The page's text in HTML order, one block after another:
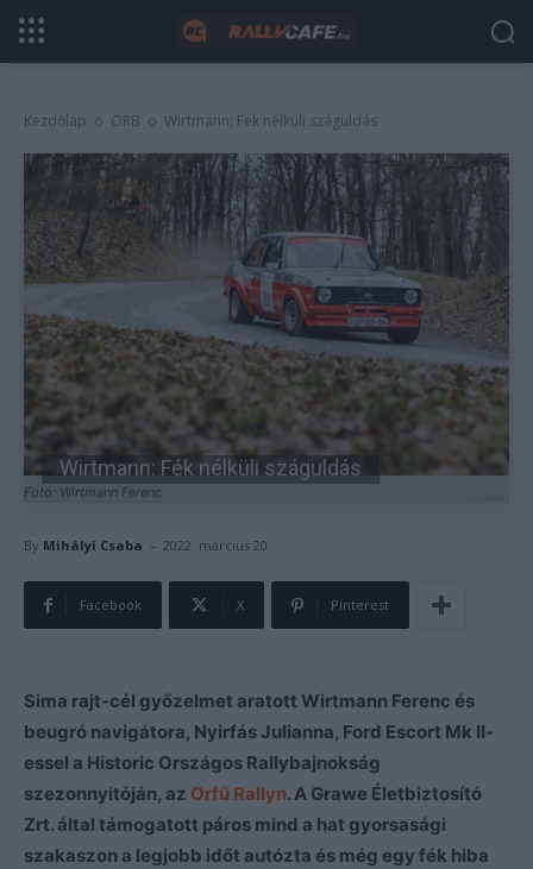
Kezdőlap ORB Wirtmann: Fék nélküli száguldás
Fotó: Wirtmann Ferenc
Wirtmann: Fék nélküli száguldás
By Mihályi Csaba - 2022. március 20.
Facebook X Pinterest
Sima rajt-cél győzelmet aratott Wirtmann Ferenc és
beugró navigátora, Nyirfás Julianna, Ford Escort Mk II-
essel a Historic Országos Rallybajnokság
szezonnyitóján, az Orfű Rallyn. A Grawe Életbiztosító
Zrt. által támogatott páros mind a hat gyorsasági
szakaszon a legjobb időt autózta és még egy fék hiba